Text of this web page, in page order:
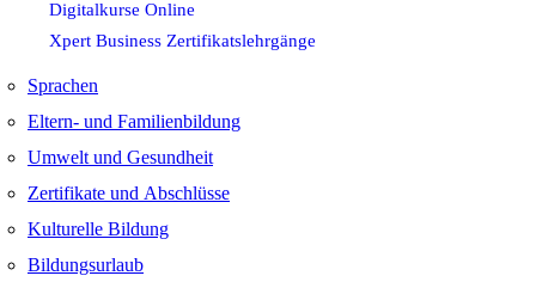
Digitalkurse Online
Xpert Business Zertifikatslehrgänge
Sprachen
Eltern- und Familienbildung
Umwelt und Gesundheit
Zertifikate und Abschlüsse
Kulturelle Bildung
Bildungsurlaub